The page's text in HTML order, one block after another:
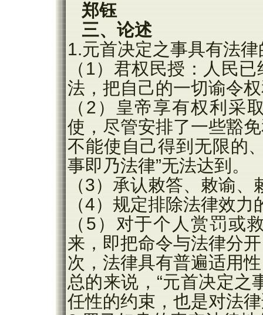
郑钰
三、论述
1.元首决定之事具有法
（1）君权民授：人民
法，把自己的一切谕令
（2）皇帝享有权利采
使，尽管安排了一些豁
不能使自己得到无限的
事即乃法律”无法达到。
（3）承认敕答、敕谕
（4）规定排除法律效
（5）对于个人赏罚或
来，即把命令与法律分
次，法律具有普遍适用
总的来说，“元首决定之
任性的约束，也是对法